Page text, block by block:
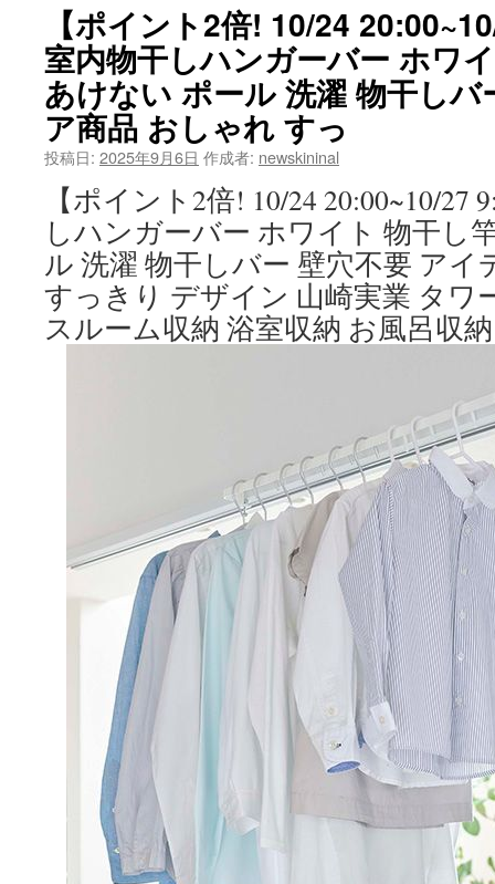
【ポイント2倍! 10/24
室内物干しハンガーバー ホワ
あけない ポール 洗濯 物干し
ア商品 おしゃれ すっ
投稿日: 2025年9月6日 作成者: newskininal
【ポイント2倍! 10/24 20:00~10/27
しハンガーバー ホワイト 物干し
ル 洗濯 物干しバー 壁穴不要 アイ
すっきり デザイン 山崎実業 タワ
スルーム収納 浴室収納 お風呂収納